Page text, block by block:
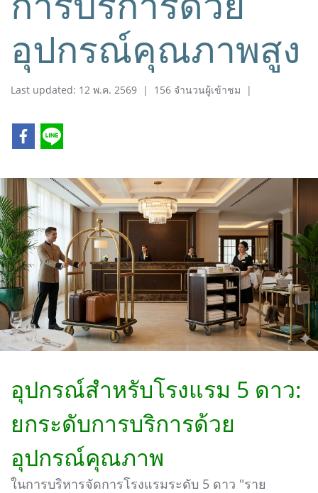
อุปกรณ์คุณภาพสูง
Last updated: 12 พ.ค. 2569 | 156 จำนวนผู้เข้าชม |
อุปกรณ์สำหรับโรงแรม 5 ดาว:
ยกระดับการบริการด้วย
อุปกรณ์คุณภาพ
ในการบริหารจัดการโรงแรมระดับ 5 ดาว "ราย